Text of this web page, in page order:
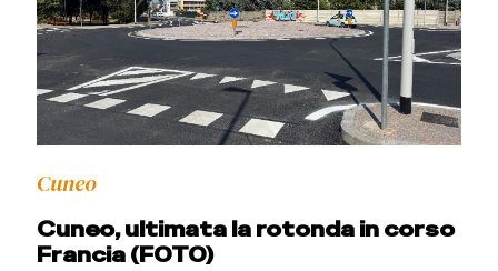
Cuneo
Cuneo, ultimata la rotonda in corso
Francia (FOTO)